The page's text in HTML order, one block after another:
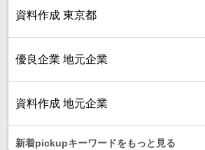
資料作成 東京都
優良企業 地元企業
資料作成 地元企業
新着pickupキーワードをもっと見る